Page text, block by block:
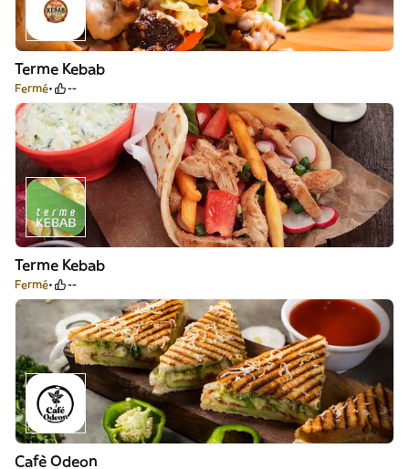
Terme Kebab
Fermé --
Terme Kebab
Fermé --
Cafè Odeon